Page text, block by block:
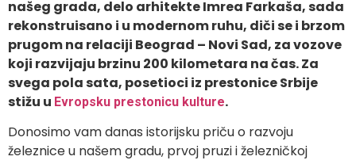
našeg grada, delo arhitekte Imrea Farkaša, sada
rekonstruisano i u modernom ruhu, diči se i brzom
prugom na relaciji Beograd – Novi Sad, za vozove
koji razvijaju brzinu 200 kilometara na čas. Za
svega pola sata, posetioci iz prestonice Srbije
stižu u Evropsku prestonicu kulture.
Donosimo vam danas istorijsku priču o razvoju
železnice u našem gradu, prvoj pruzi i železničkoj